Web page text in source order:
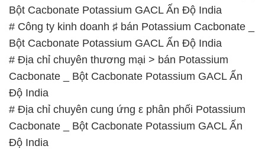
Bột Cacbonate Potassium GACL Ấn Độ India
# Công ty kinh doanh ♯ bán Potassium Cacbonate _
Bột Cacbonate Potassium GACL Ấn Độ India
# Địa chỉ chuyên thương mại > bán Potassium
Cacbonate _ Bột Cacbonate Potassium GACL Ấn
Độ India
# Địa chỉ chuyên cung ứng ε phân phối Potassium
Cacbonate _ Bột Cacbonate Potassium GACL Ấn
Độ India